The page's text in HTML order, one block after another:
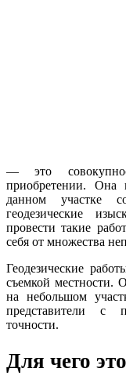
— это
приобретении. Она
данном участке
геодезические
провести такие
себя от множества
Геодезические
съемкой местности.
на небольшом
представители с
точности.
Для чего